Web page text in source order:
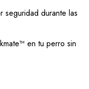
seguridad durante las
en tu perro sin